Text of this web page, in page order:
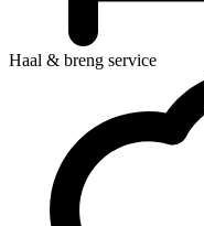
Haal & breng service